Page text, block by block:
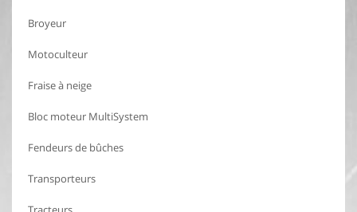
Broyeur
Motoculteur
Fraise à neige
Bloc moteur MultiSystem
Fendeurs de bûches
Transporteurs